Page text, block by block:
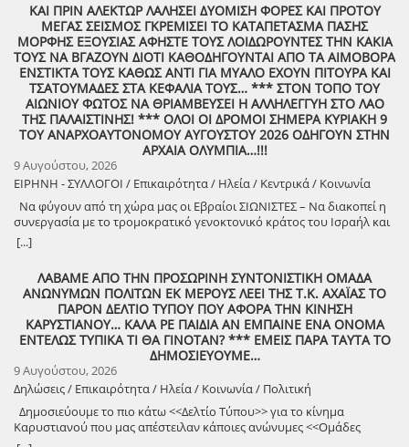
ευελπιστούμε να είναι μια συνάντηση ανθρώπων, μια κοινή ανάσα,
μια υπενθύμιση ότι ο πολιτισμός γεννιέται εκεί όπου μοιραζόμαστε,
ακούμε και δημιουργούμε μαζί. Την Δευτέρα 10 Αυγούστου, στις
21:00 , στήνουμε ξανά ένα Συμπόσιον Τέχνης, με «Ιστορίες και
Τραγούδια» , στον ξεχωριστό χώρο της πέτρινης εκκλησίας στα
Λαστέικα. Σας περιμένουμε κοντά μας! Γιάννης Κορίζης – Δημήτρης
Κορίζης Με την υποστήριξη του Δήμος Πύργου / Municipality Of
Pyrgos 2024 -2028
ΚΑΙ ΠΡΙΝ ΑΛΕΚΤΩΡ ΛΑΛΗΣΕΙ ΔΥΟΜΙΣΗ ΦΟΡΕΣ ΚΑΙ ΠΡΟΤΟΥ
ΜΕΓΑΣ ΣΕΙΣΜΟΣ ΓΚΡΕΜΙΣΕΙ ΤΟ ΚΑΤΑΠΕΤΑΣΜΑ ΠΑΣΗΣ
ΜΟΡΦΗΣ ΕΞΟΥΣΙΑΣ ΑΦΗΣΤΕ ΤΟΥΣ ΛΟΙΔΩΡΟΥΝΤΕΣ ΤΗΝ ΚΑΚΙΑ
ΤΟΥΣ ΝΑ ΒΓΑΖΟΥΝ ΔΙΟΤΙ ΚΑΘΟΔΗΓΟΥΝΤΑΙ ΑΠΟ ΤΑ ΑΙΜΟΒΟΡΑ
ΕΝΣΤΙΚΤΑ ΤΟΥΣ ΚΑΘΩΣ ΑΝΤΙ ΓΙΑ ΜΥΑΛΟ ΕΧΟΥΝ ΠΙΤΟΥΡΑ ΚΑΙ
ΤΣΑΤΟΥΜΑΔΕΣ ΣΤΑ ΚΕΦΑΛΙΑ ΤΟΥΣ… *** ΣΤΟΝ ΤΟΠΟ ΤΟΥ
ΑΙΩΝΙΟΥ ΦΩΤΟΣ ΝΑ ΘΡΙΑΜΒΕΥΣΕΙ Η ΑΛΛΗΛΕΓΓΥΗ ΣΤΟ ΛΑΟ
ΤΗΣ ΠΑΛΑΙΣΤΙΝΗΣ! *** ΟΛΟΙ ΟΙ ΔΡΟΜΟΙ ΣΗΜΕΡΑ ΚΥΡΙΑΚΗ 9
ΤΟΥ ΑΝΑΡΧΟΑΥΤΟΝΟΜΟΥ ΑΥΓΟΥΣΤΟΥ 2026 ΟΔΗΓΟΥΝ ΣΤΗΝ
ΑΡΧΑΙΑ ΟΛΥΜΠΙΑ…!!!
9 Αυγούστου, 2026
ΕΙΡΗΝΗ - ΣΥΛΛΟΓΟΙ / Επικαιρότητα / Ηλεία / Κεντρικά / Κοινωνία
Να φύγουν από τη χώρα μας οι Εβραίοι ΣΙΩΝΙΣΤΕΣ – Να διακοπεί η
συνεργασία με το τρομοκρατικό γενοκτονικό κράτος του Ισραήλ και
φέρτε πίσω στην Ελλάδα από τη Σαουδική Αραβία τους ελληνικούς
patriot!!
[...]
ΛΑΒΑΜΕ ΑΠΟ ΤΗΝ ΠΡΟΣΩΡΙΝΗ ΣΥΝΤΟΝΙΣΤΙΚΗ ΟΜΑΔΑ
ΑΝΩΝΥΜΩΝ ΠΟΛΙΤΩΝ ΕΚ ΜΕΡΟΥΣ ΛΕΕΙ ΤΗΣ Τ.Κ. ΑΧΑΪΑΣ ΤΟ
ΠΑΡΟΝ ΔΕΛΤΙΟ ΤΥΠΟΥ ΠΟΥ ΑΦΟΡΑ ΤΗΝ ΚΙΝΗΣΗ
ΚΑΡΥΣΤΙΑΝΟΥ… ΚΑΛΑ ΡΕ ΠΑΙΔΙΑ ΑΝ ΕΜΠΑΙΝΕ ΕΝΑ ΟΝΟΜΑ
ΕΝΤΕΛΩΣ ΤΥΠΙΚΑ ΤΙ ΘΑ ΓΙΝΟΤΑΝ? *** ΕΜΕΙΣ ΠΑΡΑ ΤΑΥΤΑ ΤΟ
ΔΗΜΟΣΙΕΥΟΥΜΕ…
9 Αυγούστου, 2026
Δηλώσεις / Επικαιρότητα / Ηλεία / Κοινωνία / Πολιτική
Δημοσιεύουμε το πιο κάτω <<Δελτίο Τύπου>> για το κίνημα
Καρυστιανού που μας απέστειλαν κάποιες ανώνυμες <<Ομάδες
Πολιτών>>!